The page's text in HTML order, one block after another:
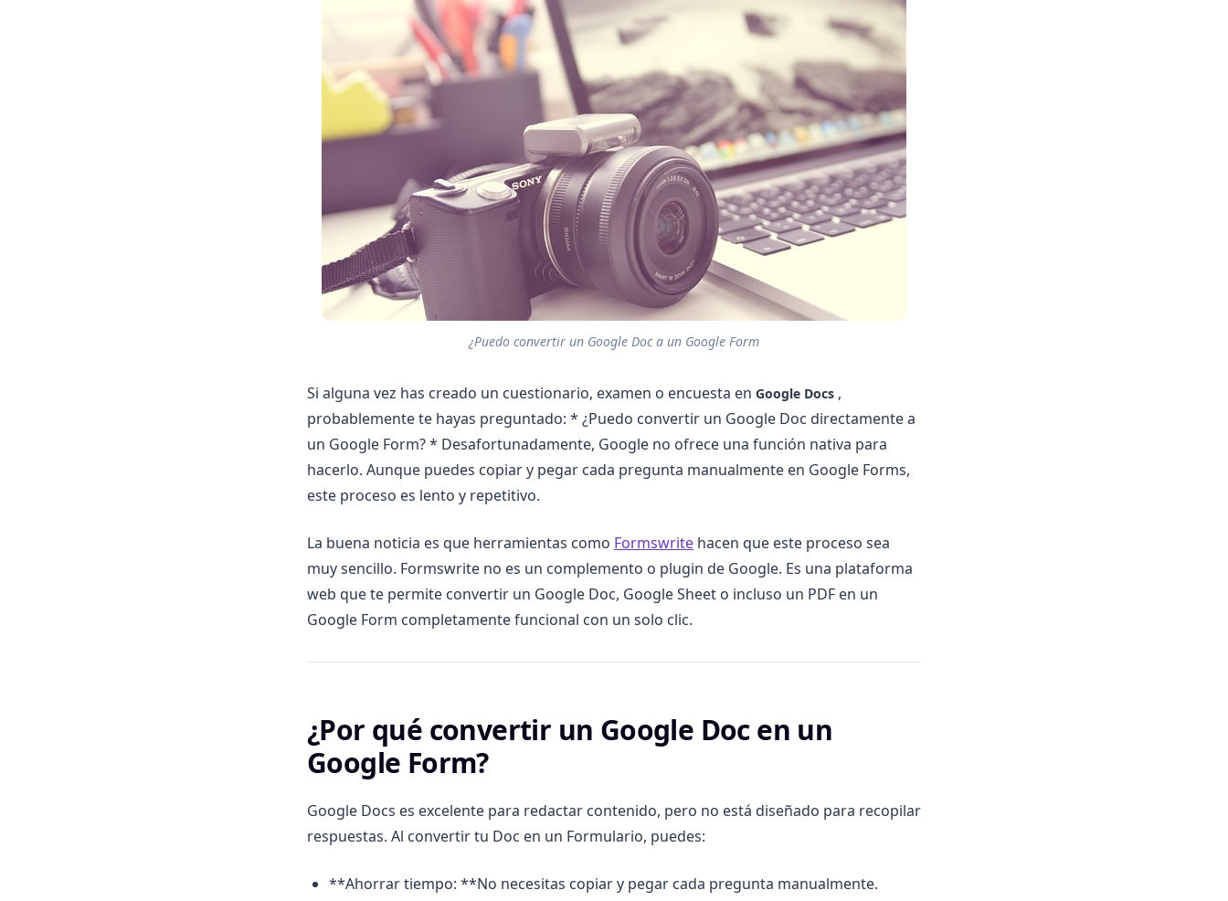
¿Puedo convertir un Google Doc a un Google Form
Si alguna vez has creado un cuestionario, examen o encuesta en Google Docs ,
probablemente te hayas preguntado: * ¿Puedo convertir un Google Doc directamente a
un Google Form? * Desafortunadamente, Google no ofrece una función nativa para
hacerlo. Aunque puedes copiar y pegar cada pregunta manualmente en Google Forms,
este proceso es lento y repetitivo.
La buena noticia es que herramientas como Formswrite hacen que este proceso sea
muy sencillo. Formswrite no es un complemento o plugin de Google. Es una plataforma
web que te permite convertir un Google Doc, Google Sheet o incluso un PDF en un
Google Form completamente funcional con un solo clic.
¿Por qué convertir un Google Doc en un
Google Form?
Google Docs es excelente para redactar contenido, pero no está diseñado para recopilar
respuestas. Al convertir tu Doc en un Formulario, puedes:
**Ahorrar tiempo: **No necesitas copiar y pegar cada pregunta manualmente.